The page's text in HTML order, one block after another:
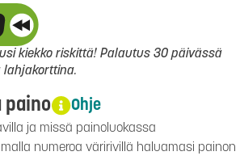
kiekko riskittä! Palautus 30 päivässä
paino Ohje
ja missä painoluokassa
numeroa väririvillä haluamasi painon